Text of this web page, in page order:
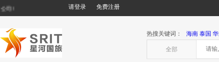
! 请登录 免费注册
热搜关键词： 海南 泰国
全部